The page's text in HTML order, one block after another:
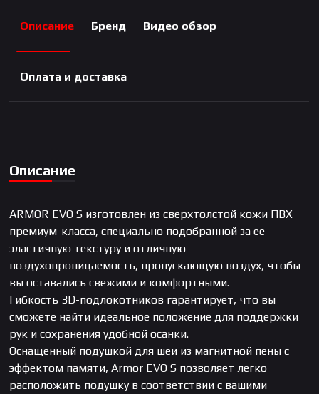
Описание Бренд Видео обзор
Оплата и доставка
Описание
ARMOR EVO S изготовлен из сверхтолстой кожи ПВХ
премиум-класса, специально подобранной за ее
эластичную текстуру и отличную
воздухопроницаемость, пропускающую воздух, чтобы
вы оставались свежими и комфортными.
Гибкость 3D-подлокотников гарантирует, что вы
сможете найти идеальное положение для поддержки
рук и сохранения удобной осанки.
Оснащенный подушкой для шеи из магнитной пены с
эффектом памяти, Armor EVO S позволяет легко
расположить подушку в соответствии с вашими